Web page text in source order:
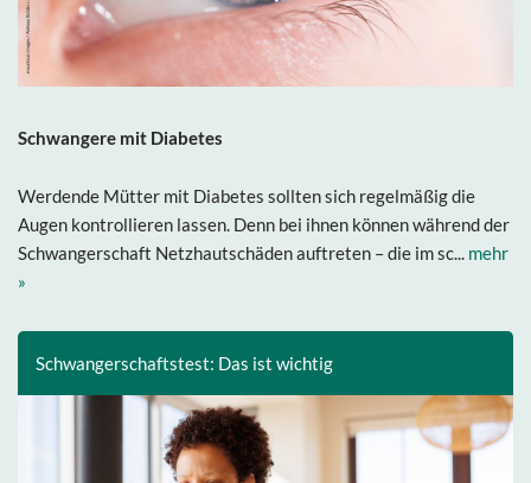
Schwangere mit Diabetes
Werdende Mütter mit Diabetes sollten sich regelmäßig die
Augen kontrollieren lassen. Denn bei ihnen können während der
Schwangerschaft Netzhautschäden auftreten – die im sc... mehr
»
Schwangerschaftstest: Das ist wichtig